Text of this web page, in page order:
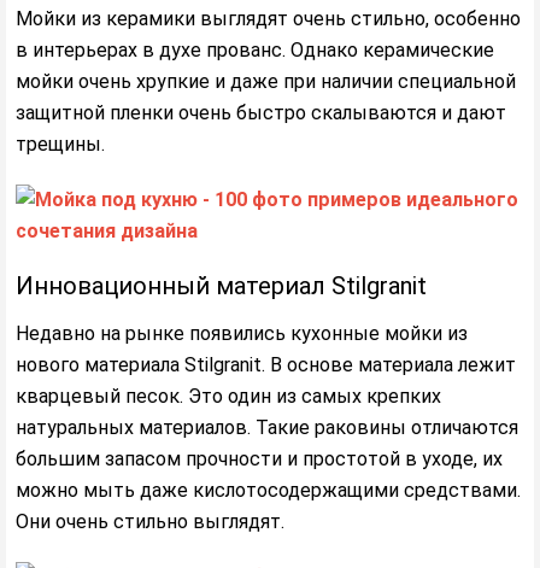
Мойки из керамики выглядят очень стильно, особенно
в интерьерах в духе прованс. Однако керамические
мойки очень хрупкие и даже при наличии специальной
защитной пленки очень быстро скалываются и дают
трещины.
Инновационный материал Stilgranit
Недавно на рынке появились кухонные мойки из
нового материала Stilgranit. В основе материала лежит
кварцевый песок. Это один из самых крепких
натуральных материалов. Такие раковины отличаются
большим запасом прочности и простотой в уходе, их
можно мыть даже кислотосодержащими средствами.
Они очень стильно выглядят.